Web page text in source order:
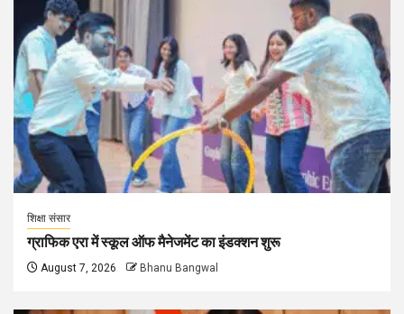
शिक्षा संसार
ग्राफिक एरा में स्कूल ऑफ मैनेजमेंट का इंडक्शन शुरू
August 7, 2026 Bhanu Bangwal